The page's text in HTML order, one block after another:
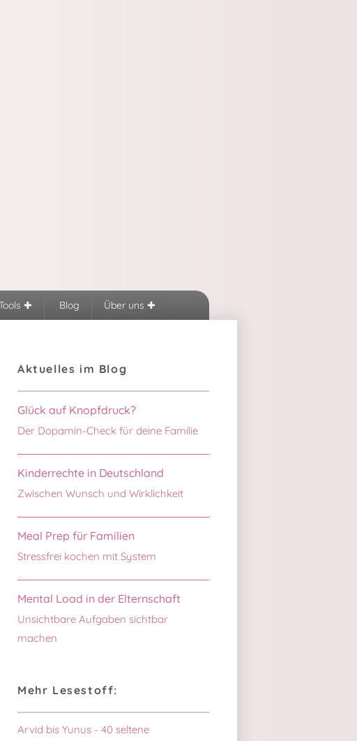
Blog Über uns
Aktuelles im Blog
Glück auf Knopfdruck?
Der Dopamin-Check für deine Familie
Kinderrechte in Deutschland
Zwischen Wunsch und Wirklichkeit
Meal Prep für Familien
Stressfrei kochen mit System
Mental Load in der Elternschaft
Unsichtbare Aufgaben sichtbar
machen
Mehr Lesestoff:
Arvid bis Yunus - 40 seltene